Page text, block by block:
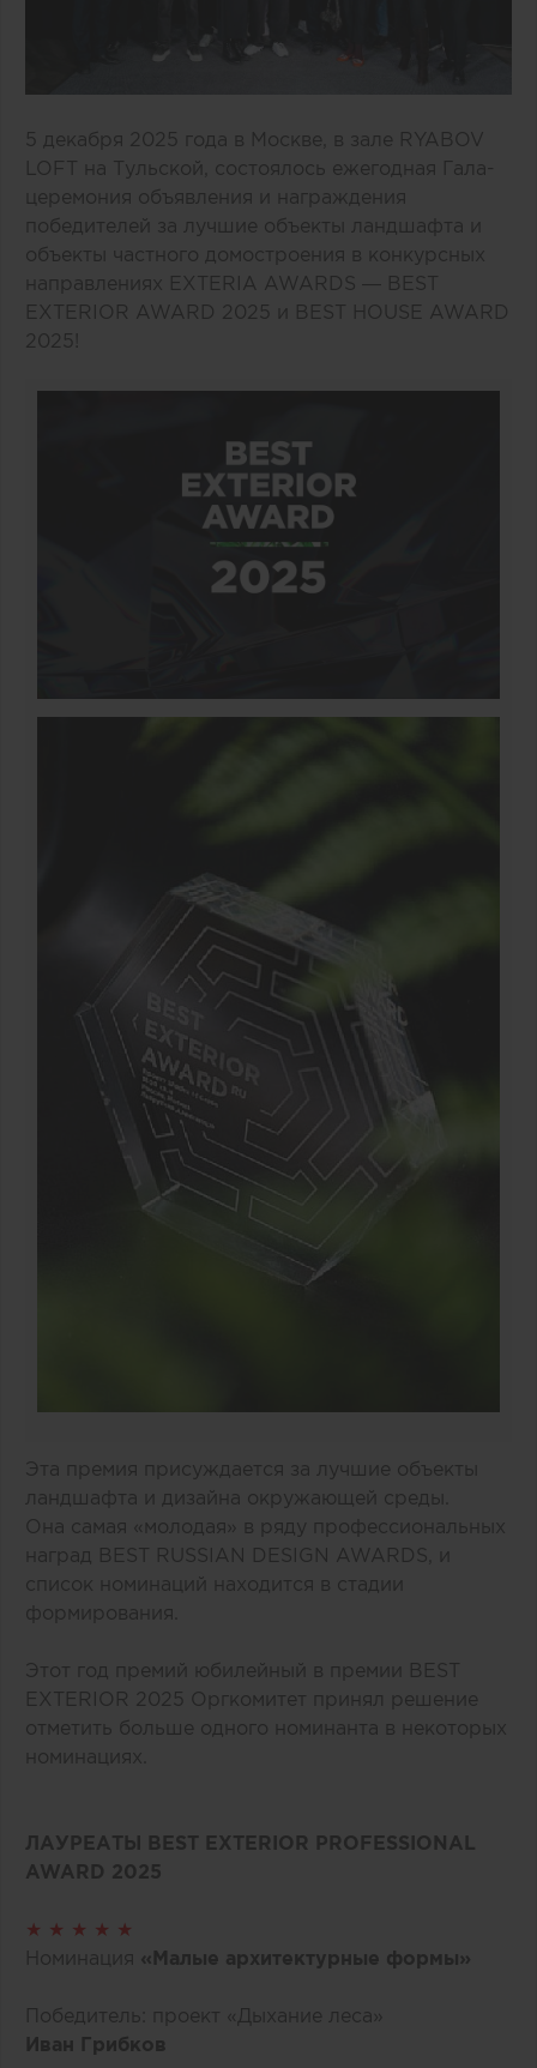
5 декабря 2025 года в Москве, в зале RYABOV
LOFT на Тульской, состоялось ежегодная Гала-
церемония объявления и награждения
победителей за лучшие объекты ландшафта и
объекты частного домостроения в конкурсных
направлениях EXTERIA AWARDS — BEST
EXTERIOR AWARD 2025 и BEST HOUSE AWARD
2025!
Эта премия присуждается за лучшие объекты
ландшафта и дизайна окружающей среды.
Она самая «молодая» в ряду профессиональных
наград BEST RUSSIAN DESIGN AWARDS, и
список номинаций находится в стадии
формирования.
Этот год премий юбилейный в премии BEST
EXTERIOR 2025 Оргкомитет принял решение
отметить больше одного номинанта в некоторых
номинациях.
ЛАУРЕАТЫ BEST EXTERIOR PROFESSIONAL
AWARD 2025
★ ★ ★ ★ ★
Номинация «Малые архитектурные формы»
Победитель: проект «Дыхание леса»
Иван Грибков